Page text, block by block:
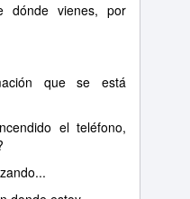
dónde vienes, por
que se está
el teléfono,